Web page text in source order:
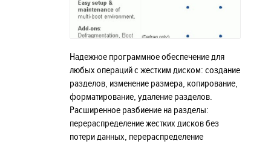
Надежное программное обеспечение для
любых операций с жестким диском: создание
разделов, изменение размера, копирование,
форматирование, удаление разделов.
Расширенное разбиение на разделы:
перераспределение жестких дисков без
потери данных, перераспределение